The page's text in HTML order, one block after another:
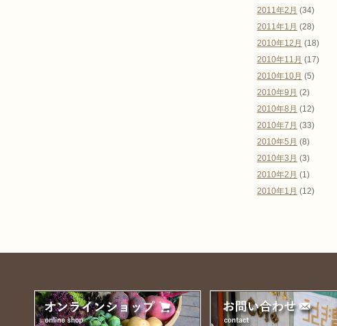
2011年2月 (34)
2011年1月 (28)
2010年12月 (18)
2010年11月 (17)
2010年10月 (5)
2010年9月 (2)
2010年8月 (12)
2010年7月 (33)
2010年5月 (8)
2010年3月 (3)
2010年2月 (1)
2010年1月 (12)